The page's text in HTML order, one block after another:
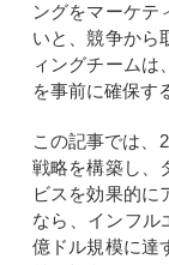
ングをマーケテ
いと、競争から
ィングチームは
を事前に確保す
この記事では、
戦略を構築し、
ビスを効果的に
なら、インフル
億ドル規模に達